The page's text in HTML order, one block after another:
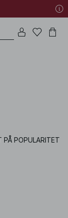
PÅ POPULARITET